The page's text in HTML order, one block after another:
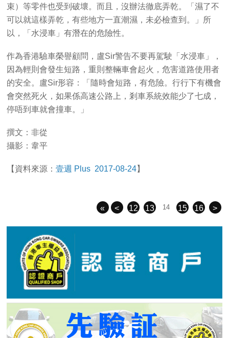
束）等零件也受到破壞。而且，沒辦法徹底弄乾。「濕了不
可以就這樣弄乾，有些地方一直潮濕，未必檢查到。」所
以，「水浸車」有潛在的危險性。
作為香港驗車榮譽顧問，盧Sir警告不要再駕駛「水浸車」，
因為輕則會發生短路，重則整輛車會起火，危害道路使用者
的安全。盧Sir形容：「隨時會短路，有危險。行行下有機會
會突然死火，如果係高速公路上，剎車系統效能少了七成，
停唔到車就會撞車。」
撰文：非從
攝影：韋平
【資料來源：壹週 Plus 2017-08-24】
« < 12 13 14 15 16 >